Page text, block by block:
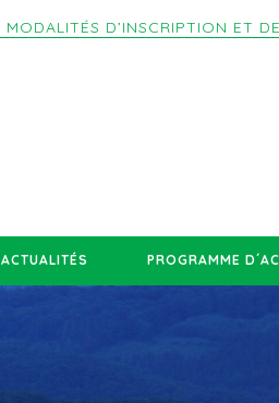
MODALITÉS D’INSCRIPTION ET
ACTUALITÉS PROGRAMME